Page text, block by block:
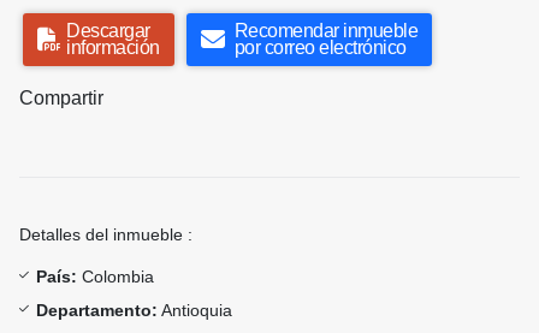
Descargar
información
Recomendar inmueble
por correo electrónico
Compartir
Detalles del inmueble :
País: Colombia
Departamento: Antioquia